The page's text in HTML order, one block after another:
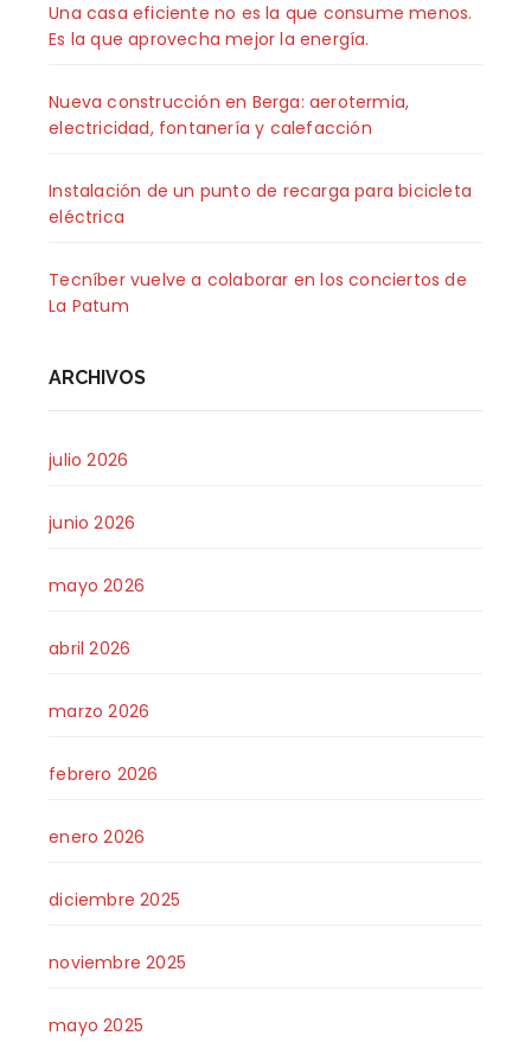
Una casa eficiente no es la que consume menos.
Es la que aprovecha mejor la energía.
Nueva construcción en Berga: aerotermia,
electricidad, fontanería y calefacción
Instalación de un punto de recarga para bicicleta
eléctrica
Tecníber vuelve a colaborar en los conciertos de
La Patum
ARCHIVOS
julio 2026
junio 2026
mayo 2026
abril 2026
marzo 2026
febrero 2026
enero 2026
diciembre 2025
noviembre 2025
mayo 2025